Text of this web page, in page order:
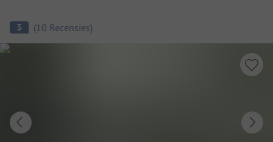
Camping overzicht
3 (10 Recensies)